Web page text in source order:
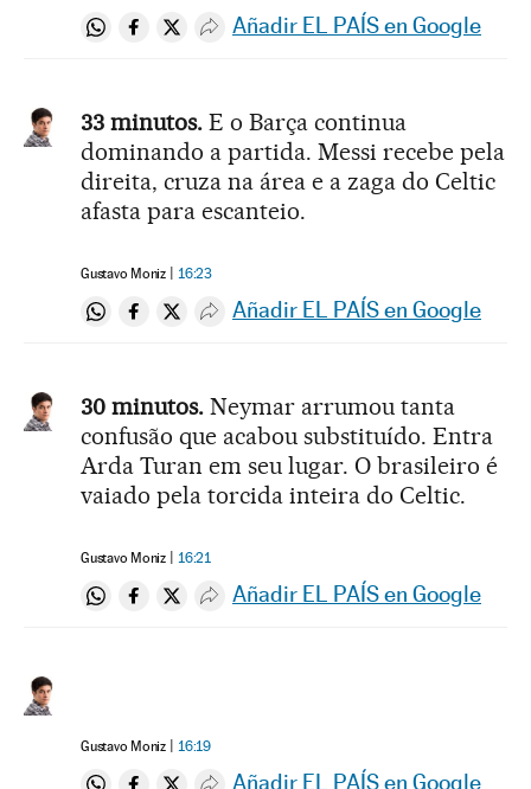
Compartir en Whatsapp
Compartir en Facebook
Compartir en Twitter
Desplegar Redes Sociales
Añadir EL PAÍS en Google
33 minutos. E o Barça continua
dominando a partida. Messi recebe pela
direita, cruza na área e a zaga do Celtic
afasta para escanteio.
Gustavo Moniz 16:23
Compartir en Whatsapp
Compartir en Facebook
Compartir en Twitter
Desplegar Redes Sociales
Añadir EL PAÍS en Google
30 minutos. Neymar arrumou tanta
confusão que acabou substituído. Entra
Arda Turan em seu lugar. O brasileiro é
vaiado pela torcida inteira do Celtic.
Gustavo Moniz 16:21
Compartir en Whatsapp
Compartir en Facebook
Compartir en Twitter
Desplegar Redes Sociales
Añadir EL PAÍS en Google
Gustavo Moniz 16:19
Añadir EL PAÍS en Google